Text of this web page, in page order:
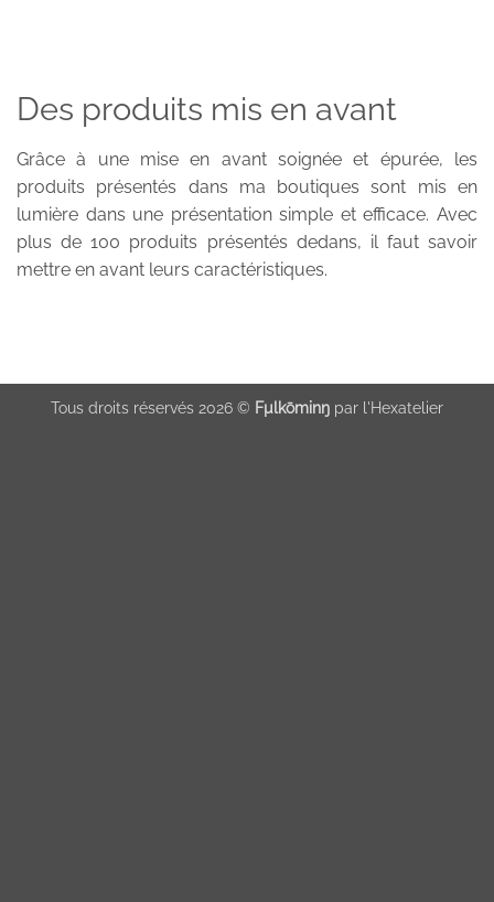
Des produits mis en avant
Grâce à une mise en avant soignée et épurée, les
produits présentés dans ma boutiques sont mis en
lumière dans une présentation simple et efficace. Avec
plus de 100 produits présentés dedans, il faut savoir
mettre en avant leurs caractéristiques.
Tous droits réservés 2026 © Fµlkōminŋ par l'Hexatelier